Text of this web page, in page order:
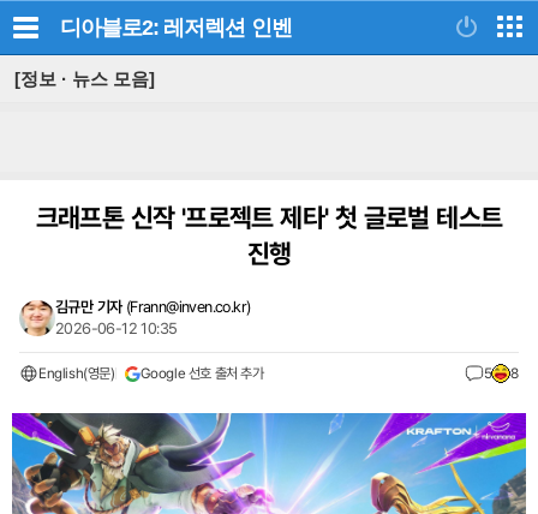
디아블로2: 레저렉션 인벤
[정보 · 뉴스 모음]
크래프톤 신작 '프로젝트 제타' 첫 글로벌 테스트
진행
김규만 기자 (Frann@inven.co.kr)
2026-06-12 10:35
English(영문) Google 선호 출처 추가 5 8